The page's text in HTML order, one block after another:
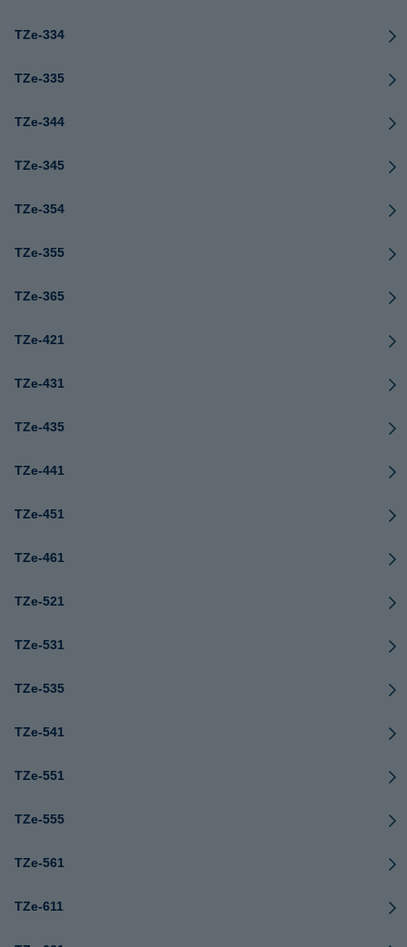
TZe-334
TZe-335
TZe-344
TZe-345
TZe-354
TZe-355
TZe-365
TZe-421
TZe-431
TZe-435
TZe-441
TZe-451
TZe-461
TZe-521
TZe-531
TZe-535
TZe-541
TZe-551
TZe-555
TZe-561
TZe-611